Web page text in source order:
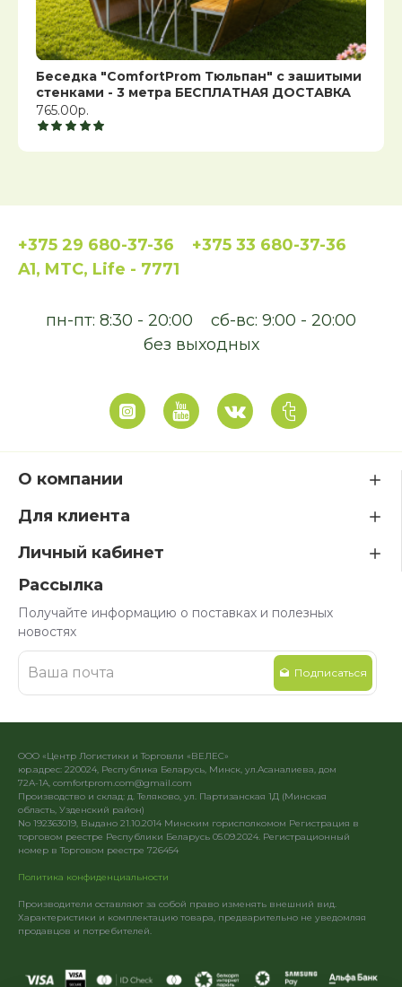
Беседка "ComfortProm Тюльпан" с зашитыми
стенками - 3 метра БЕСПЛАТНАЯ ДОСТАВКА
765.00р.
+375 29 680-37-36
+375 33 680-37-36
A1, MTC, Life - 7771
пн-пт: 8:30 - 20:00
сб-вс: 9:00 - 20:00
без выходных
О компании
Для клиента
Личный кабинет
Рассылка
Получайте информацию о поставках и полезных
новостях
Подписаться
ООО «Центр Логистики и Торговли «ВЕЛЕС»
юр.адрес: 220024, Республика Беларусь, Минск, ул.Асаналиева, дом
72А-1А, comfortprom.com@gmail.com
Производство и склад: д. Теляково, ул. Партизанская 1Д (Минская
область, Узденский район)
No 192363019, Выдано 21.10.2014 Минским горисполкомом Регистрация в
торговом реестре Республики Беларусь 05.09.2024. Регистрационный
номер в Торговом реестре 726454
Политика конфиденциальности
Производители оставляют за собой право изменять внешний вид.
Характеристики и комплектацию товара, предварительно не уведомляя
продавцов и потребителей.